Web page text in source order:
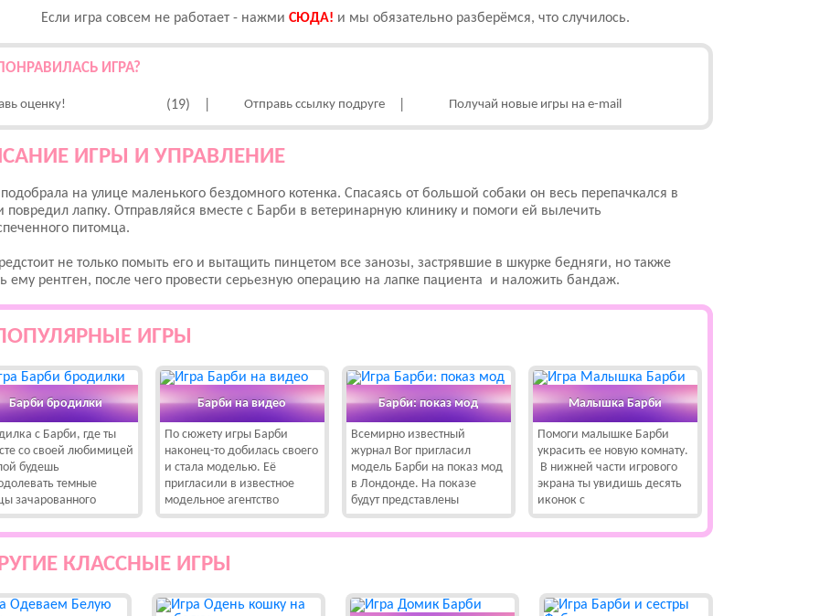
Если игра совсем не работает - нажми CЮДА! и мы обязательно разберёмся, что случилось.
ИГРА?
оценку! (19) Отправь ссылку подруге Получай новые игры на e-mail
ИГРЫ И УПРАВЛЕНИЕ
на улице маленького бездомного котенка. Спасаясь от большой собаки он весь перепачкался в
повредил лапку. Отправляйся вместе с Барби в ветеринарную клинику и помоги ей вылечить
питомца.
не только помыть его и вытащить пинцетом все занозы, застрявшие в шкурке бедняги, но также
ему рентген, после чего провести серьезную операцию на лапке пациента и наложить бандаж.
ИГРЫ
Барби бродилки
с Барби, где ты
со своей любимицей
будешь
темные
зачарованного
Барби на видео
По сюжету игры Барби
наконец-то добилась своего
и стала моделью. Её
пригласили в известное
модельное агентство
Барби: показ мод
Всемирно известный
журнал Вог пригласил
модель Барби на показ мод
в Лондонде. На показе
будут представлены
Малышка Барби
Помоги малышке Барби
украсить ее новую комнату.
В нижней части игрового
экрана ты увидишь десять
иконок с
КЛАССНЫЕ ИГРЫ